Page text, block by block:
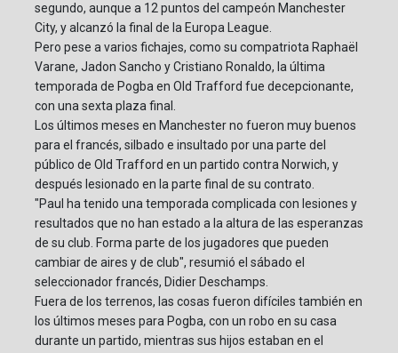
segundo, aunque a 12 puntos del campeón Manchester
City, y alcanzó la final de la Europa League.
Pero pese a varios fichajes, como su compatriota Raphaël
Varane, Jadon Sancho y Cristiano Ronaldo, la última
temporada de Pogba en Old Trafford fue decepcionante,
con una sexta plaza final.
Los últimos meses en Manchester no fueron muy buenos
para el francés, silbado e insultado por una parte del
público de Old Trafford en un partido contra Norwich, y
después lesionado en la parte final de su contrato.
"Paul ha tenido una temporada complicada con lesiones y
resultados que no han estado a la altura de las esperanzas
de su club. Forma parte de los jugadores que pueden
cambiar de aires y de club", resumió el sábado el
seleccionador francés, Didier Deschamps.
Fuera de los terrenos, las cosas fueron difíciles también en
los últimos meses para Pogba, con un robo en su casa
durante un partido, mientras sus hijos estaban en el